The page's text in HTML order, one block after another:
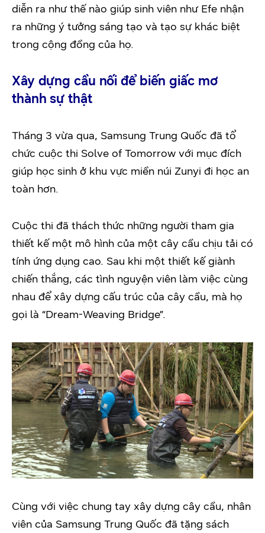
diễn ra như thế nào giúp sinh viên như Efe nhận
ra những ý tưởng sáng tạo và tạo sự khác biệt
trong cộng đồng của họ.
Xây dựng cầu nối để biến giấc mơ
thành sự thật
Tháng 3 vừa qua, Samsung Trung Quốc đã tổ
chức cuộc thi Solve of Tomorrow với mục đích
giúp học sinh ở khu vực miền núi Zunyi đi học an
toàn hơn.
Cuộc thi đã thách thức những người tham gia
thiết kế một mô hình của một cây cầu chịu tải có
tính ứng dụng cao. Sau khi một thiết kế giành
chiến thắng, các tình nguyện viên làm việc cùng
nhau để xây dựng cấu trúc của cây cầu, mà họ
gọi là “Dream-Weaving Bridge”.
Cùng với việc chung tay xây dựng cây cầu, nhân
viên của Samsung Trung Quốc đã tặng sách